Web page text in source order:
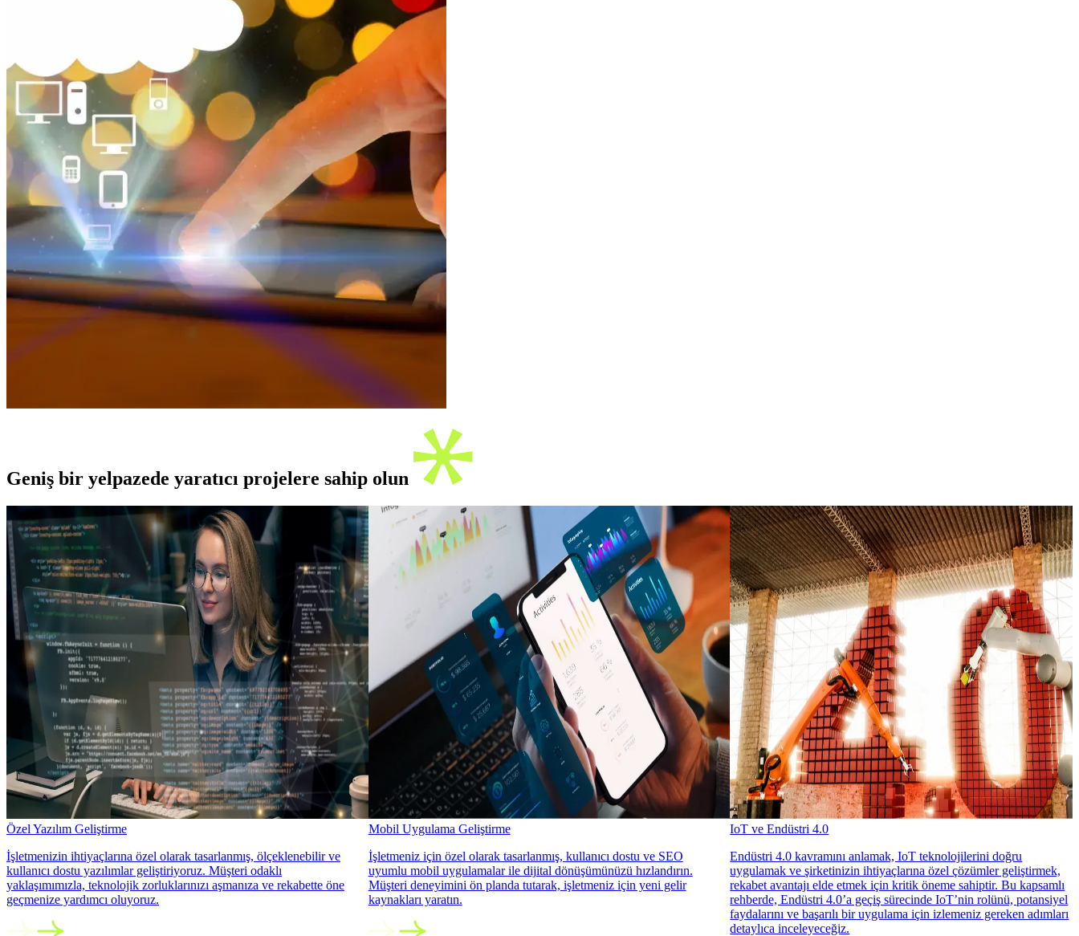
Geniş bir yelpazede yaratıcı projelere sahip olun
Özel Yazılım Geliştirme
İşletmenizin ihtiyaçlarına özel olarak tasarlanmış, ölçeklenebilir ve
kullanıcı dostu yazılımlar geliştiriyoruz. Müşteri odaklı
yaklaşımımızla, teknolojik zorluklarınızı aşmanıza ve rekabette öne
geçmenize yardımcı oluyoruz.
Mobil Uygulama Geliştirme
İşletmeniz için özel olarak tasarlanmış, kullanıcı dostu ve SEO
uyumlu mobil uygulamalar ile dijital dönüşümünüzü hızlandırın.
Müşteri deneyimini ön planda tutarak, işletmeniz için yeni gelir
kaynakları yaratın.
IoT ve Endüstri 4.0
Endüstri 4.0 kavramını anlamak, IoT teknolojilerini doğru
uygulamak ve şirketinizin ihtiyaçlarına özel çözümler geliştirmek,
rekabet avantajı elde etmek için kritik öneme sahiptir. Bu kapsamlı
rehberde, Endüstri 4.0’a geçiş sürecinde IoT’nin rolünü, potansiyel
faydalarını ve başarılı bir uygulama için izlemeniz gereken adımları
detaylıca inceleyeceğiz.